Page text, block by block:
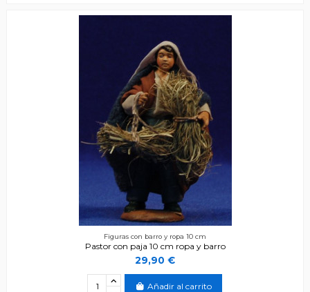
Figuras con barro y ropa 10 cm
Pastor con paja 10 cm ropa y barro
29,90 €
Añadir al carrito